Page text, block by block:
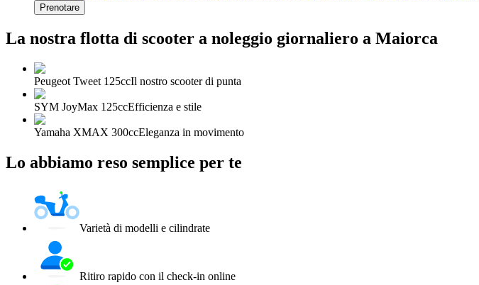
Prenotare
La nostra flotta di scooter a noleggio giornaliero a Maiorca
Peugeot Tweet 125ccIl nostro scooter di punta
SYM JoyMax 125ccEfficienza e stile
Yamaha XMAX 300ccEleganza in movimento
Lo abbiamo reso semplice per te
Varietà di modelli e cilindrate
Ritiro rapido con il check-in online